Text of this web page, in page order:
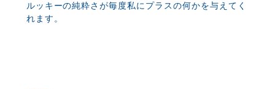
ルッキーの純粋さが毎度私にプラスの何かを与えてく
れます。